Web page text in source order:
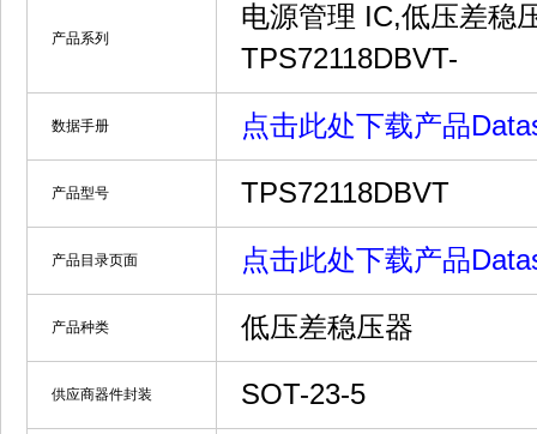
产品系列
电源管理 IC,低压差稳
TPS72118DBVT-
数据手册 点击此处下载产品
产品型号 TPS72118DBVT
产品目录页面 点击此处下载产品
产品种类 低压差稳压器
供应商器件封装 SOT-23-5